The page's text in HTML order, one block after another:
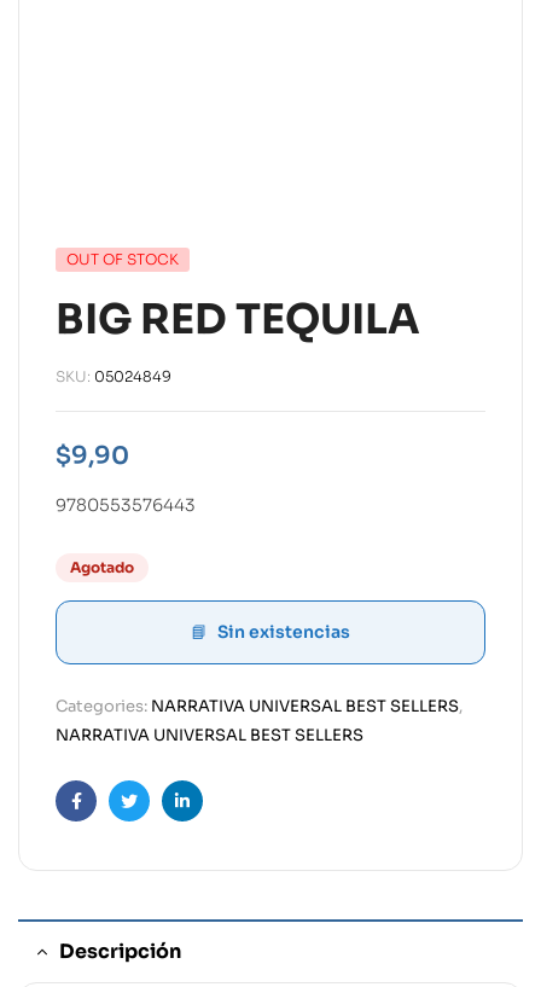
OUT OF STOCK
BIG RED TEQUILA
SKU: 05024849
$9,90
9780553576443
Agotado
Sin existencias
Categories: NARRATIVA UNIVERSAL BEST SELLERS,
NARRATIVA UNIVERSAL BEST SELLERS
FacebookTwitterLinkedin
Descripción